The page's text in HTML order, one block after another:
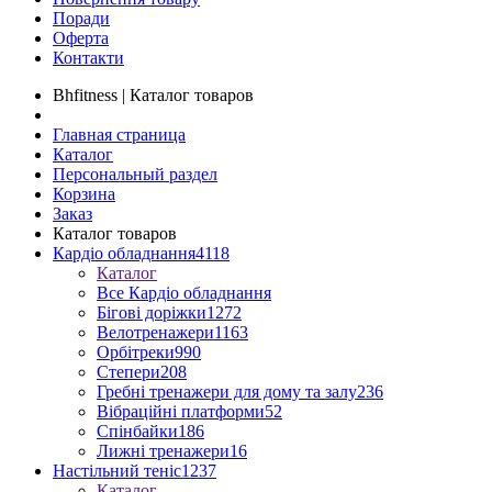
Поради
Оферта
Контакти
Bhfitness | Каталог товаров
Главная страница
Каталог
Персональный раздел
Корзина
Заказ
Каталог товаров
Кардіо обладнання4118
Каталог
Все Кардіо обладнання
Бігові доріжки1272
Велотренажери1163
Орбітреки990
Степери208
Гребні тренажери для дому та залу236
Вібраційні платформи52
Спінбайки186
Лижні тренажери16
Настільний теніс1237